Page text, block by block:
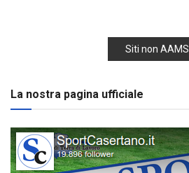
Siti non AAMS
La nostra pagina ufficiale